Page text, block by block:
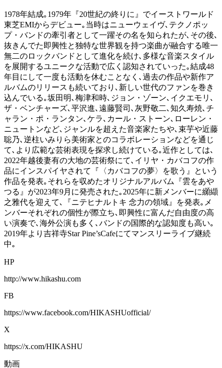
1978年結成｡1979年『20世紀の終りに』でイーストワールド
東芝EMIからデビュー｡当時はニューウェイヴ､テクノポッ
プ・バンドの牽引者として一躍その名を知られたが､その後､
抜きんでた即興性と独特な世界観を持つ楽曲が融合する唯一
無二のロックバンドとして進化を続け､多様な音楽スタイル
を展開するユニークな活動で広く認知されていった｡結成48
年目にして一度も活動を休むことなく､過去の作品や新作ア
ルバムのリリースも続いており､新しい世代のファンを巻き
込んでいる｡坂田明､梅津和時､ ジョ ン・ゾーン､イクエモリ､
ザ・ベンチャーズ､平沢進､ 遠藤賢司 ､灰野敬二､知久寿焼､チ
ャラン・ポ・ランタン､ケラ､カール・ストーン､ローレン・
ニュートンなど､ジャンルを超えた音楽家たちや､束芋や近藤
聡乃､逆柱いみりら美術家とのコラボレーションなどを通じ
て､より広範な芸術表現を探求し続けている｡近作としては､
2022年越後妻有の大地の芸術祭にて､イリヤ・カバコフの作
品にインスパイヤされて『〈カバコフの夢〉を歌う』という
作品を発表｡それらを収めたオリジナルアルバム『雲をあや
つる』が2023年9月に発売された｡2025年に新メンバーに纐纈
之雅代を迎えて､『ニテヒナルトキ 念力の領域』を発表｡メ
ンバーそれぞれの個性が際立ち､即興性に富んだ自由度の高
い演奏で､海外公演も多く､バンドの国際的な認知度も高い｡
2019年より吉祥寺Star Pine’sCafeにてマンスリーライブ継続
中｡
HP
http://www.hikashu.com
FB
https://www.facebook.com/HIKASHUofficial/
X
https://x.com/HIKASHU
動画